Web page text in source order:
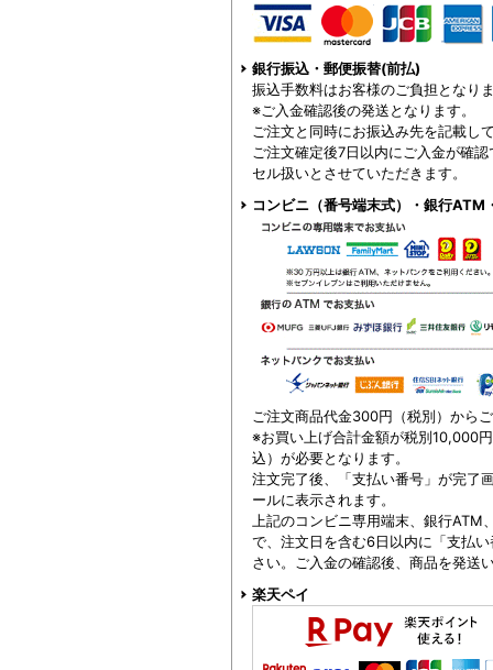
銀行振込・郵便振替(前払)
振込手数料はお客様のご負担となり
※ご入金確認後の発送となります。
ご注文と同時にお振込み先を記載し
ご注文確定後7日以内にご入金が確
セル扱いとさせていただきます。
コンビニ（番号端末式）・銀行ATM
ご注文商品代金300円（税別）から
※お買い上げ合計金額が税別10,000
込）が必要となります。
注文完了後、「支払い番号」が完了
ールに表示されます。
上記のコンビニ専用端末、銀行
で、注文日を含む6日以内に「支払
さい。ご入金の確認後、商品を発送
楽天ペイ